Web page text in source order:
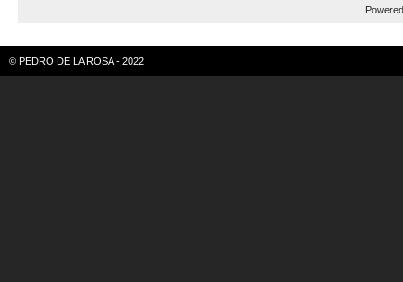
© PEDRO DE LA ROSA - 2022